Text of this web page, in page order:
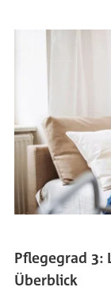
Pflegegrad 3:
Überblick